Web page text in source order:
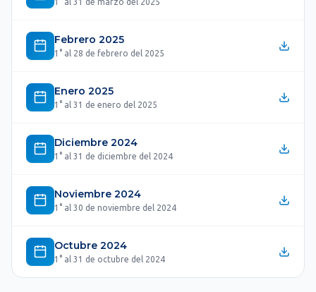
Febrero 2025
1° al 28 de febrero del 2025
Enero 2025
1° al 31 de enero del 2025
Diciembre 2024
1° al 31 de diciembre del 2024
Noviembre 2024
1° al 30 de noviembre del 2024
Octubre 2024
1° al 31 de octubre del 2024